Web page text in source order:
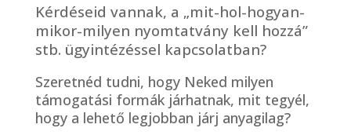
Kérdéseid vannak, a „mit-hol-hogyan-
mikor-milyen nyomtatvány kell hozzá”
stb. ügyintézéssel kapcsolatban?
Szeretnéd tudni, hogy Neked milyen
támogatási formák járhatnak, mit tegyél,
hogy a lehető legjobban járj anyagilag?